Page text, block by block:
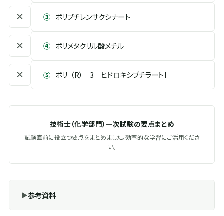
× ③ ポリブチレンサクシナート
× ④ ポリメタクリル酸メチル
× ⑤ ポリ［（R）－3－ヒドロキシブチラート］
技術士（化学部門）一次試験の要点まとめ
試験直前に役立つ要点をまとめました。効率的な学習にご活用くださ
い。
参考資料